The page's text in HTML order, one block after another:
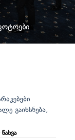
გაიხსნება,
ნახვა